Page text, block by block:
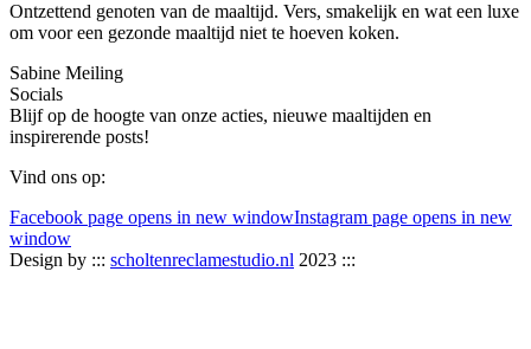
Ontzettend genoten van de maaltijd. Vers, smakelijk en wat een luxe
om voor een gezonde maaltijd niet te hoeven koken.
Sabine Meiling
Socials
Blijf op de hoogte van onze acties, nieuwe maaltijden en
inspirerende posts!
Vind ons op:
Facebook page opens in new windowInstagram page opens in new
window
Design by ::: scholtenreclamestudio.nl 2023 :::